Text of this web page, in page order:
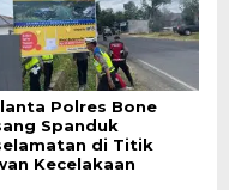
Polres Bone
Spanduk
di Titik
Kecelakaan